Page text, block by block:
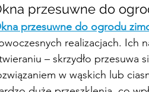
przesuwne do
przesuwne do ogrodu
realizacjach. Ich
– skrzydło
w wąskich lub